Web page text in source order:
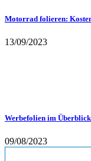
Motorrad folieren:
13/09/2023
Werbefolien im
09/08/2023